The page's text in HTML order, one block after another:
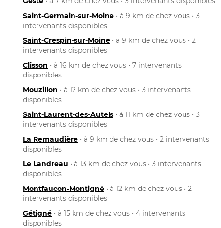
Saint-Germain-sur-Moine • à 9 km de chez vous • 3
intervenants disponibles
Saint-Crespin-sur-Moine • à 9 km de chez vous • 2
intervenants disponibles
Clisson • à 16 km de chez vous • 7 intervenants
disponibles
Mouzillon • à 12 km de chez vous • 3 intervenants
disponibles
Saint-Laurent-des-Autels • à 11 km de chez vous • 3
intervenants disponibles
La Remaudière • à 9 km de chez vous • 2 intervenants
disponibles
Le Landreau • à 13 km de chez vous • 3 intervenants
disponibles
Montfaucon-Montigné • à 12 km de chez vous • 2
intervenants disponibles
Gétigné • à 15 km de chez vous • 4 intervenants
disponibles